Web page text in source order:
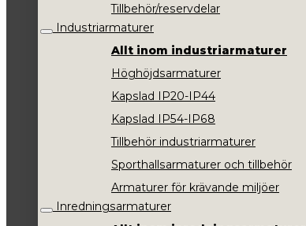
Tillbehör/reservdelar
Industriarmaturer
Allt inom industriarmaturer
Höghöjdsarmaturer
Kapslad IP20-IP44
Kapslad IP54-IP68
Tillbehör industriarmaturer
Sporthallsarmaturer och tillbehör
Armaturer för krävande miljöer
Inredningsarmaturer